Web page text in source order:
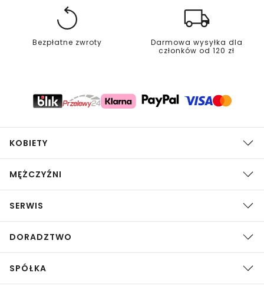
Bezpłatne zwroty
Darmowa wysyłka dla
członków od 120 zł
KOBIETY
MĘŻCZYŹNI
SERWIS
DORADZTWO
SPÓŁKA